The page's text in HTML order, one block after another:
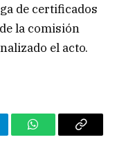
de certificados
la comisión
el acto.
WhatsAppCopy